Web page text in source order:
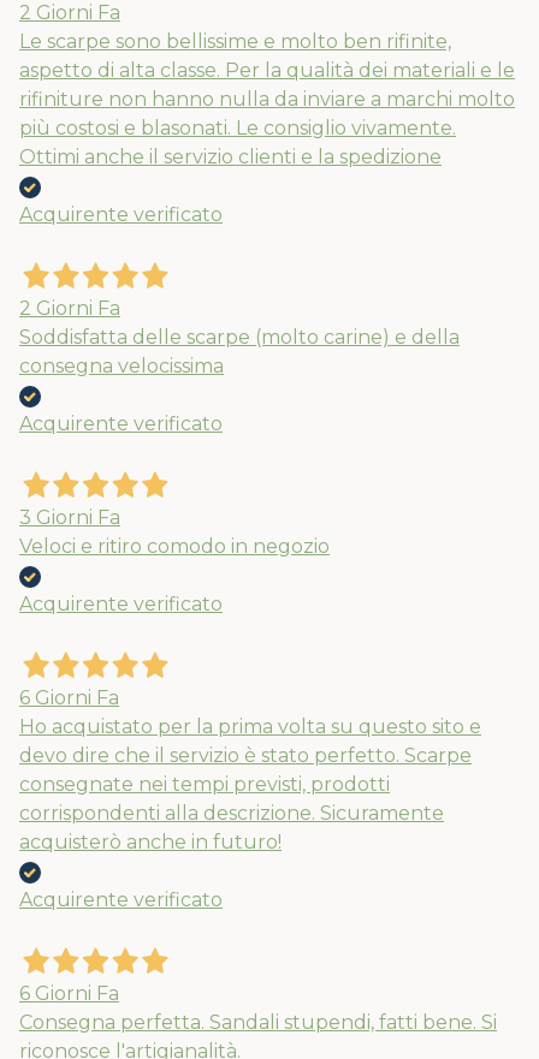
2 Giorni Fa
Le scarpe sono bellissime e molto ben rifinite,
aspetto di alta classe. Per la qualità dei materiali e le
rifiniture non hanno nulla da inviare a marchi molto
più costosi e blasonati. Le consiglio vivamente.
Ottimi anche il servizio clienti e la spedizione
Acquirente verificato
2 Giorni Fa
Soddisfatta delle scarpe (molto carine) e della
consegna velocissima
Acquirente verificato
3 Giorni Fa
Veloci e ritiro comodo in negozio
Acquirente verificato
6 Giorni Fa
Ho acquistato per la prima volta su questo sito e
devo dire che il servizio è stato perfetto. Scarpe
consegnate nei tempi previsti, prodotti
corrispondenti alla descrizione. Sicuramente
acquisterò anche in futuro!
Acquirente verificato
6 Giorni Fa
Consegna perfetta. Sandali stupendi, fatti bene. Si
riconosce l'artigianalità.